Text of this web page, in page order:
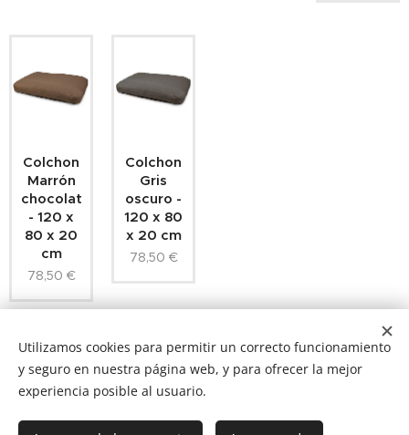
Colchon
Marrón
chocolate
- 120 x
80 x 20
cm
78,50 €
Colchon
Gris
oscuro -
120 x 80
x 20 cm
78,50 €
NUCAN mascotas
Utilizamos cookies para permitir un correcto funcionamiento
y seguro en nuestra página web, y para ofrecer la mejor
experiencia posible al usuario.